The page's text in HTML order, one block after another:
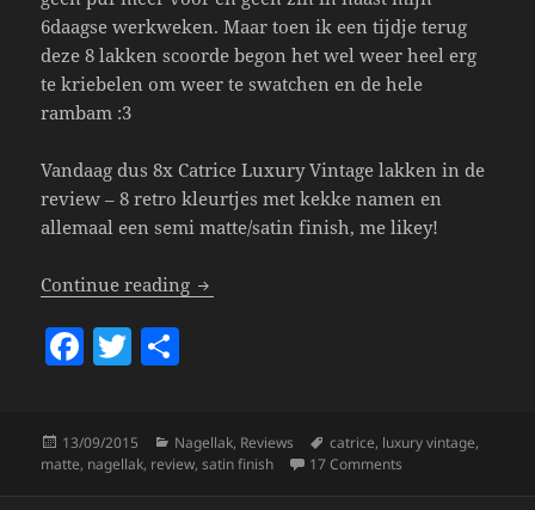
6daagse werkweken. Maar toen ik een tijdje terug
deze 8 lakken scoorde begon het wel weer heel erg
te kriebelen om weer te swatchen en de hele
rambam :3
Vandaag dus 8x Catrice Luxury Vintage lakken in de
review – 8 retro kleurtjes met kekke namen en
allemaal een semi matte/satin finish, me likey!
Continue reading Catrice – Luxury Vintage Polishes.
F
e
T
erre
Posted
on
13/09/2015 Categories
Nagellak, Reviews Tags
catrice, luxury vintage,
matte, nagellak, review,satin finish 17 Comments